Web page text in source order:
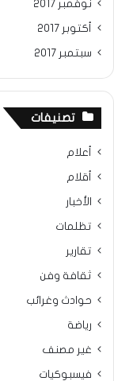
نوفمبر 2017
أكتوبر 2017
سبتمبر 2017
تصنيفات
أعلام
أقلام
الأخبار
تظلمات
تقارير
ثقافة وفن
حوادث وغرائب
رياضة
غير مصنف
فيسبوكيات